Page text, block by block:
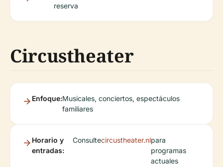
reserva
Circustheater
Enfoque:Musicales, conciertos, espectáculos
familiares
Horario y
entradas:
Consultecircustheater.nlpara
programas
actuales